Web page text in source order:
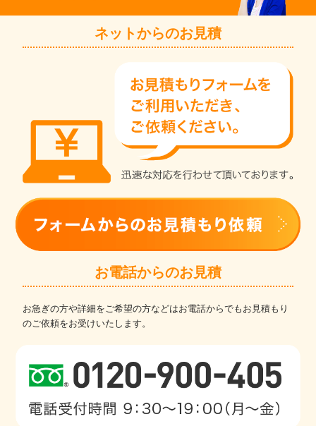
ネットからのお見積
お電話からのお見積
お急ぎの方や詳細をご希望の方などはお電話からでもお見積もり
のご依頼をお受けいたします。